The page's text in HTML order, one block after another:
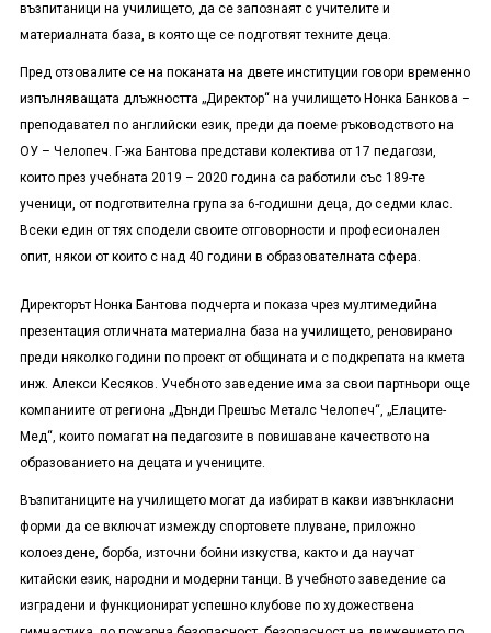
възпитаници на училището, да се запознаят с учителите и
материалната база, в която ще се подготвят техните деца.
Пред отзовалите се на поканата на двете институции говори временно
изпълняващата длъжността „Директор“ на училището Нонка Банкова –
преподавател по английски език, преди да поеме ръководството на
ОУ – Челопеч. Г-жа Бантова представи колектива от 17 педагози,
които през учебната 2019 – 2020 година са работили със 189-те
ученици, от подготвителна група за 6-годишни деца, до седми клас.
Всеки един от тях сподели своите отговорности и професионален
опит, някои от които с над 40 години в образователната сфера.
Директорът Нонка Бантова подчерта и показа чрез мултимедийна
презентация отличната материална база на училището, реновирано
преди няколко години по проект от общината и с подкрепата на кмета
инж. Алекси Кесяков. Учебното заведение има за свои партньори още
компаниите от региона „Дънди Прешъс Металс Челопеч“, „Елаците-
Мед“, които помагат на педагозите в повишаване качеството на
образованието на децата и учениците.
Възпитаниците на училището могат да избират в какви извънкласни
форми да се включат измежду спортовете плуване, приложно
колоездене, борба, източни бойни изкуства, както и да научат
китайски език, народни и модерни танци. В учебното заведение са
изградени и функционират успешно клубове по художествена